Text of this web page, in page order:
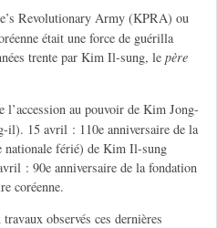
Revolutionary Army (KPRA) ou
était une force de guérilla
trente par Kim Il-sung, le père
l’accession au pouvoir de Kim Jong-
il). 15 avril : 110e anniversaire de la
férié) de Kim Il-sung
: 90e anniversaire de la fondation
coréenne.
observés ces dernières